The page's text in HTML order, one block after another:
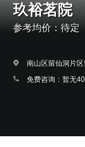
玖裕茗院
参考均价：待定
南山区留仙洞片
免费咨询：暂无